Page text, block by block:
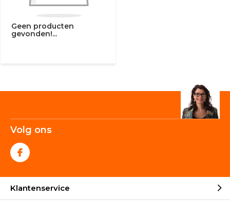
Geen producten
gevonden!...
Volg ons
Klantenservice